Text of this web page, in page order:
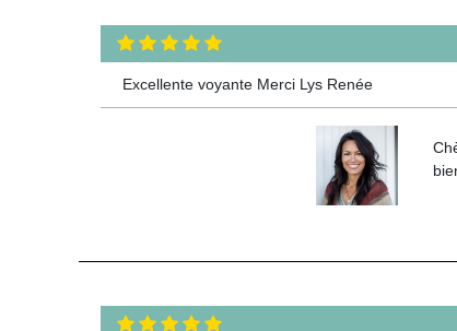
Excellente voyante Merci Lys Renée